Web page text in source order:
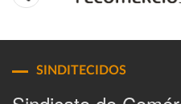
SINDITECIDOS